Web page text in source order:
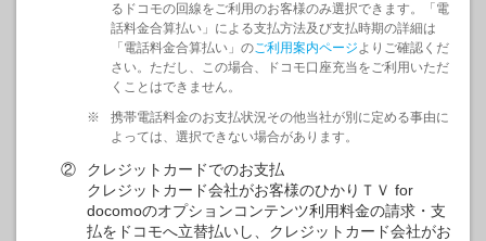
るドコモの回線をご利用のお客様のみ選択できます。「電
話料金合算払い」による支払方法及び支払時期の詳細は
「電話料金合算払い」のご利用案内ページよりご確認くだ
さい。ただし、この場合、ドコモ口座充当をご利用いただ
くことはできません。
※
携帯電話料金のお支払状況その他当社が別に定める事由に
よっては、選択できない場合があります。
②
クレジットカードでのお支払
クレジットカード会社がお客様のひかりＴＶ for
docomoのオプションコンテンツ利用料金の請求・支
払をドコモへ立替払いし、クレジットカード会社がお